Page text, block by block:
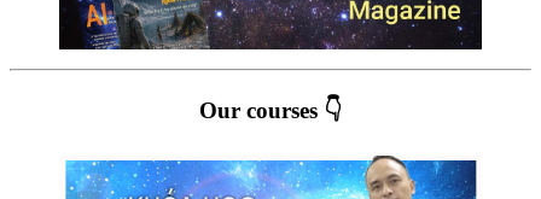
Our courses 👇